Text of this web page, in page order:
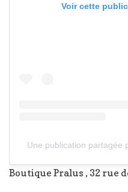
Voir cette
Une publication partagée
Boutique Pralus , 32 rue